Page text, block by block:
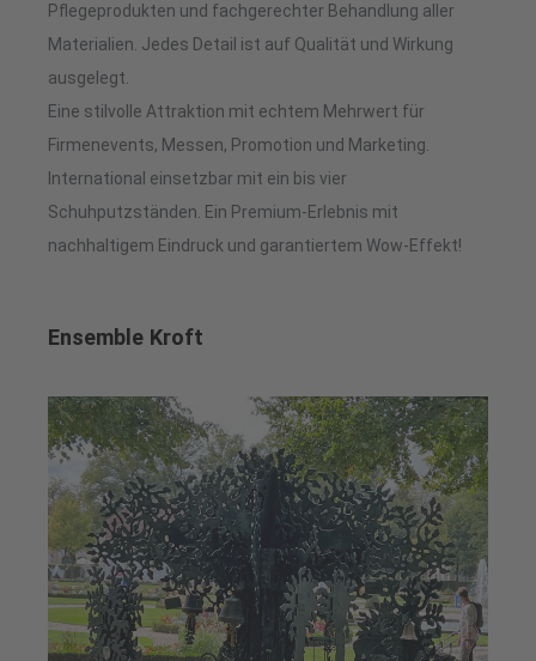
Pflegeprodukten und fachgerechter Behandlung aller
Materialien. Jedes Detail ist auf Qualität und Wirkung
ausgelegt.
Eine stilvolle Attraktion mit echtem Mehrwert für
Firmenevents, Messen, Promotion und Marketing.
International einsetzbar mit ein bis vier
Schuhputzständen. Ein Premium-Erlebnis mit
nachhaltigem Eindruck und garantiertem Wow-Effekt!
Ensemble Kroft